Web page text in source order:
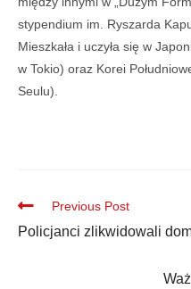
stypendium im. Ryszarda
Mieszkała i uczyła się w
w Tokio) oraz Korei
Seulu).
Previous Post
Policjanci zlikwidowali